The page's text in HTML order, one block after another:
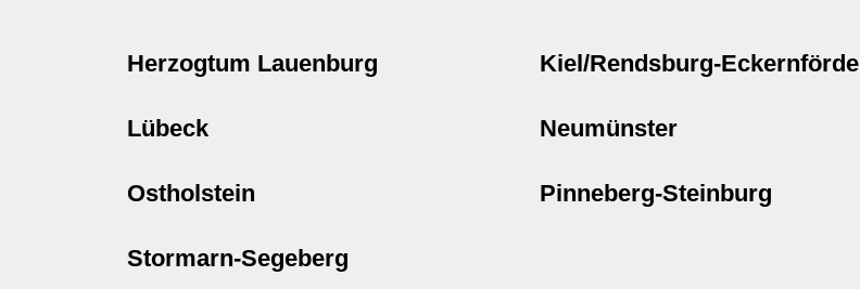
Herzogtum Lauenburg Kiel/Rendsburg-Eckernförde
Lübeck Neumünster
Ostholstein Pinneberg-Steinburg
Stormarn-Segeberg